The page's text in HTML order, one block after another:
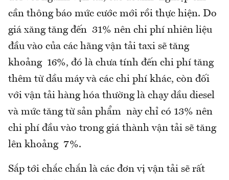
cần thông báo mức cước mới rồi thực hiện. Do
giá xăng tăng đến 31% nên chi phí nhiên liệu
đầu vào của các hãng vận tải taxi sẽ tăng
khoảng 16%, đó là chưa tính đến chi phí tăng
thêm từ dầu máy và các chi phí khác, còn đối
với vận tải hàng hóa thường là chạy dầu diesel
và mức tăng từ sản phẩm này chỉ có 13% nên
chi phí đầu vào trong giá thành vận tải sẽ tăng
lên khoảng 7%.
Sắp tới chắc chắn là các đơn vị vận tải sẽ rất